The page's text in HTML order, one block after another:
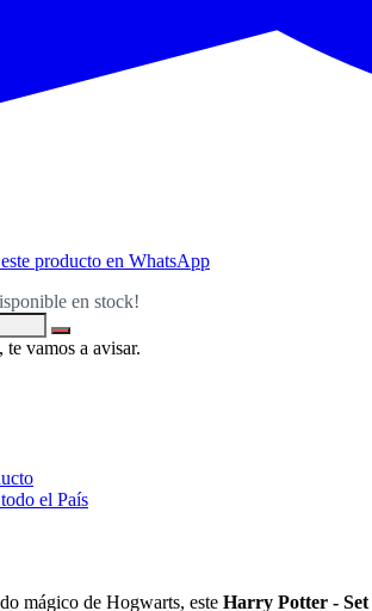
producto en WhatsApp
en stock!
vamos a avisar.
el País
mágico de Hogwarts, este Harry Potter - Set